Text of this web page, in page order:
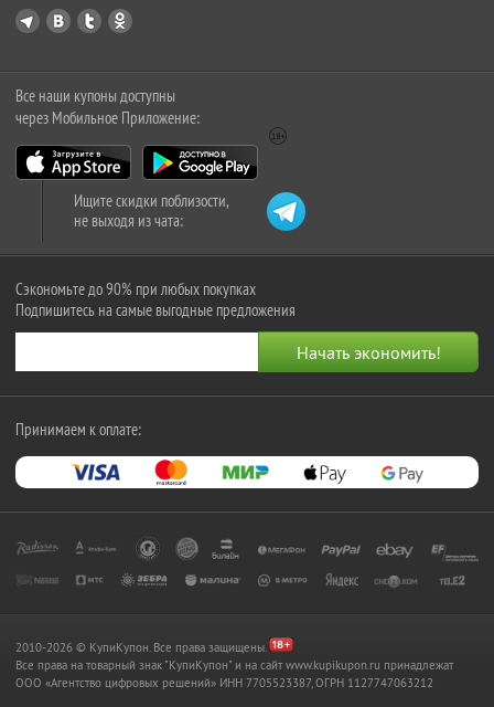
Все наши купоны доступны
через Мобильное Приложение:
Ищите скидки поблизости,
не выходя из чата:
Сэкономьте до 90% при любых покупках
Подпишитесь на самые выгодные предложения
Принимаем к оплате:
2010-2026 © КупиКупон. Все права защищены.
Все права на товарный знак "КупиКупон" и на сайт www.kupikupon.ru принадлежат
OOO «Агентство цифровых решений» ИНН 7705523387, ОГРН 1127747063212